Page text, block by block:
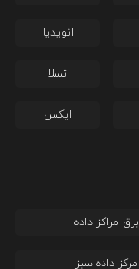
انویدیا
تسلا
ایکس
برق مراکز داده
مرکز داده سبز